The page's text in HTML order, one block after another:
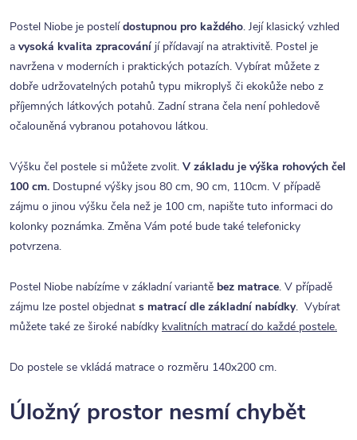
Postel Niobe je postelídostupnou pro každého. Její klasický vzhled
a vysoká kvalita zpracování jí přídavají na atraktivitě. Postel je
navržena v moderních i praktických potazích. Vybírat můžete z
dobře udržovatelných potahů typu mikroplyš či ekokůže nebo z
příjemných látkových potahů. Zadní strana čela není pohledově
očalouněná vybranou potahovou látkou.
Výšku čel postele si můžete zvolit. V základu je výška rohových čel
100 cm. Dostupné výšky jsou 80 cm, 90 cm, 110cm. V případě
zájmu o jinou výšku čela než je 100 cm, napište tuto informaci do
kolonky poznámka. Změna Vám poté bude také telefonicky
potvrzena.
Postel Niobe nabízíme v základní variantě bez matrace. V případě
zájmu lze postel objednat s matrací dle základní nabídky. Vybírat
můžete také ze široké nabídky kvalitních matrací do každé postele.
Do postele se vkládá matrace o rozměru 140x200 cm.
Úložný prostor nesmí chybět